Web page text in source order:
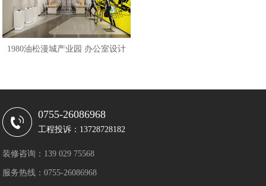
1980油松漫城产业园 办公室设计
0755-26086968
工程投诉：13728728182
装修咨询：139 029 75568
服务热线：0755-26086968